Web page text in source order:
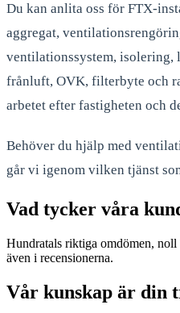
Du kan anlita oss för FTX-
aggregat,
ventilationssystem,
frånluft, OVK, filterbyte och
arbetet efter fastigheten och
Behöver du hjälp med
går vi igenom vilken tjänst
Vad tycker våra
Hundratals riktiga omdömen,
även i recensionerna.
Vår kunskap är din